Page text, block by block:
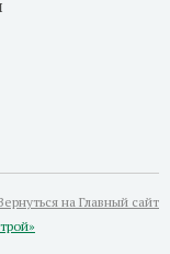
на Главный сайт